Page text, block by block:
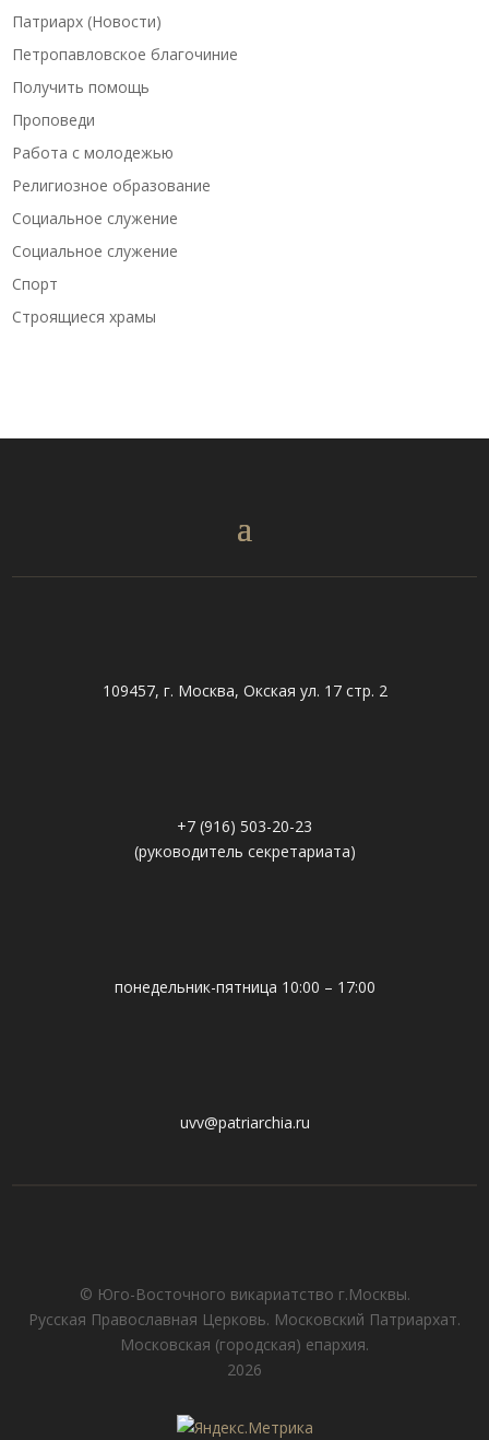
Патриарх (Новости)
Петропавловское благочиние
Получить помощь
Проповеди
Работа с молодежью
Религиозное образование
Социальное служение
Социальное служение
Спорт
Строящиеся храмы
109457, г. Москва, Окская ул. 17 стр. 2
+7 (916) 503-20-23
(руководитель секретариата)
понедельник-пятница 10:00 – 17:00
uvv@patriarchia.ru
© Юго-Восточного викариатствo г.Москвы.
Русская Православная Церковь. Московский Патриархат.
Московская (городская) епархия.
2026